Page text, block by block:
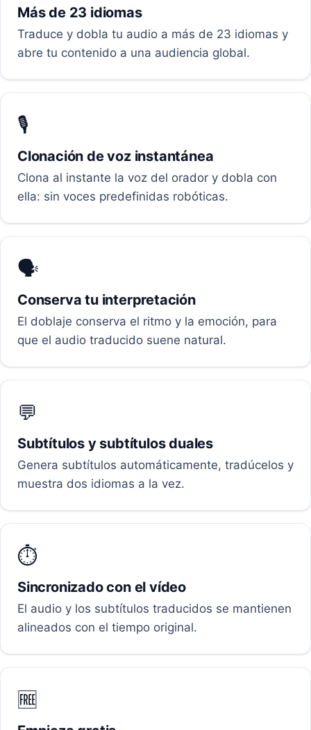
Más de 23 idiomas
Traduce y dobla tu audio a más de 23 idiomas y
abre tu contenido a una audiencia global.
🎙️
Clonación de voz instantánea
Clona al instante la voz del orador y dobla con
ella: sin voces predefinidas robóticas.
🗣️
Conserva tu interpretación
El doblaje conserva el ritmo y la emoción, para
que el audio traducido suene natural.
💬
Subtítulos y subtítulos duales
Genera subtítulos automáticamente, tradúcelos y
muestra dos idiomas a la vez.
⏱️
Sincronizado con el vídeo
El audio y los subtítulos traducidos se mantienen
alineados con el tiempo original.
🆓